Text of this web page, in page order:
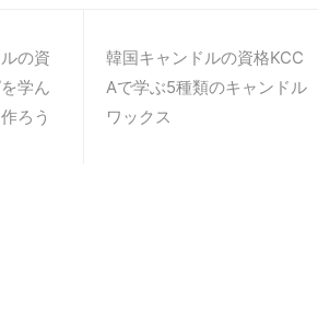
ャンドルファシネイトのKCCA
クラスを取り入れています。
は、液体染料を使って色を再
の資
学ん
ろう
韓国キャンドルの資格KCC
Aで学ぶ5種類のキャンドル
ワックス